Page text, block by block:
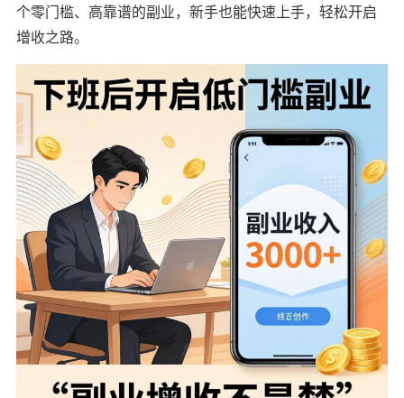
个零门槛、高靠谱的副业，新手也能快速上手，轻松开启
增收之路。